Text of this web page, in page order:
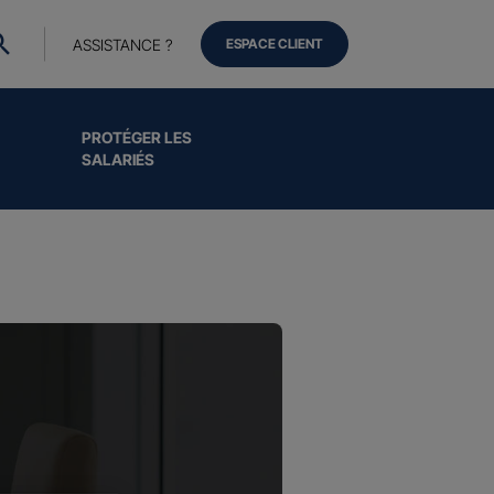
PROTÉGER LES
SALARIÉS
ASSISTANCE ? ESPACE CLIENT